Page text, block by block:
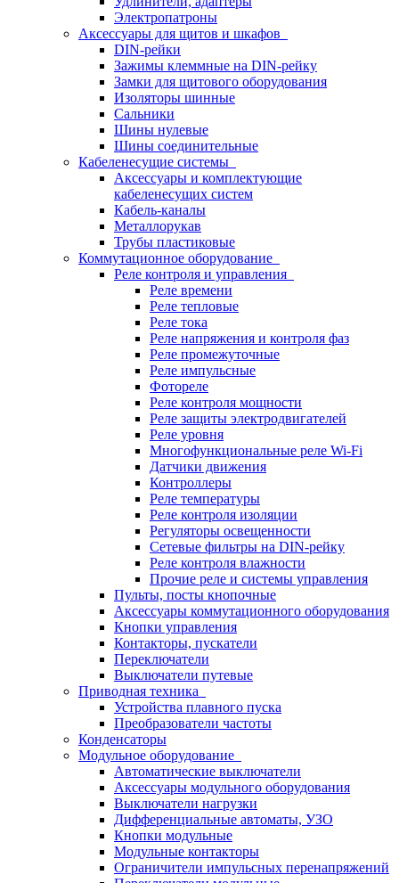
Электропатроны
Аксессуары для щитов и шкафов
DIN-рейки
Зажимы клеммные на DIN-рейку
Замки для щитового оборудования
Изоляторы шинные
Сальники
Шины нулевые
Шины соединительные
Кабеленесущие системы
Аксессуары и комплектующие
кабеленесущих систем
Кабель-каналы
Металлорукав
Трубы пластиковые
Коммутационное оборудование
Реле контроля и управления
Реле времени
Реле тепловые
Реле тока
Реле напряжения и контроля фаз
Реле промежуточные
Реле импульсные
Фотореле
Реле контроля мощности
Реле защиты электродвигателей
Реле уровня
Многофункциональные реле Wi-Fi
Датчики движения
Контроллеры
Реле температуры
Реле контроля изоляции
Регуляторы освещенности
Сетевые фильтры на DIN-рейку
Реле контроля влажности
Прочие реле и системы управления
Пульты, посты кнопочные
Аксессуары коммутационного оборудования
Кнопки управления
Контакторы, пускатели
Переключатели
Выключатели путевые
Приводная техника
Устройства плавного пуска
Преобразователи частоты
Конденсаторы
Модульное оборудование
Автоматические выключатели
Аксессуары модульного оборудования
Выключатели нагрузки
Дифференциальные автоматы, УЗО
Кнопки модульные
Модульные контакторы
Ограничители импульсных перенапряжений